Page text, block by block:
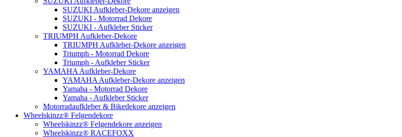
SUZUKI Aufkleber-Dekore anzeigen
SUZUKI - Motorrad Dekore
SUZUKI - Aufkleber Sticker
TRIUMPH Aufkleber-Dekore
TRIUMPH Aufkleber-Dekore anzeigen
Triumph - Motorrad Dekore
Triumph - Aufkleber Sticker
YAMAHA Aufkleber-Dekore
YAMAHA Aufkleber-Dekore anzeigen
Yamaha - Motorrad Dekore
Yamaha - Aufkleber Sticker
Motorradaufkleber & Bikedekore anzeigen
Wheelskinzz® Felgendekore
Wheelskinzz® Felgendekore anzeigen
Wheelskinzz® RACEFOXX